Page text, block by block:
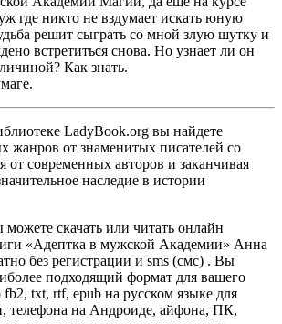
где никто не вздумает искать юную
решит сыграть со мной злую шутку и
встретиться снова. Но узнает ли он
Как знать.
LadyBook.org вы найдете
жанров от знаменитых писателей со
от современных авторов и заканчивая
наследие в истории
скачать или читать онлайн
«Адептка в мужской Академии» Анна
без регистрации и sms (смс) . Вы
подходящий формат для вашего
fb2, txt, rtf, epub на русском языке для
телефона на Андроиде, айфона, ПК,